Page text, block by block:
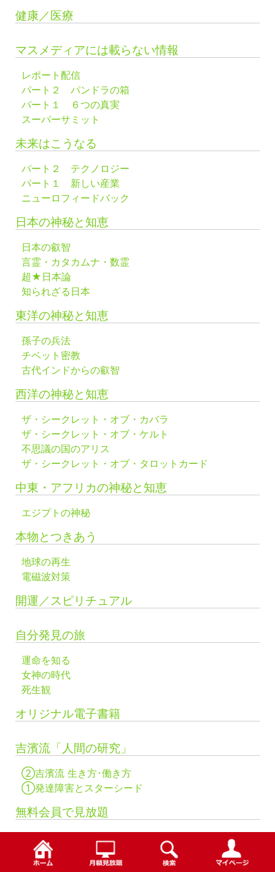
健康／医療
マスメディアには載らない情報
レポート配信
パート２ パンドラの箱
パート１ ６つの真実
スーパーサミット
未来はこうなる
パート２ テクノロジー
パート１ 新しい産業
ニューロフィードバック
日本の神秘と知恵
日本の叡智
言霊・カタカムナ・数霊
超★日本論
知られざる日本
東洋の神秘と知恵
孫子の兵法
チベット密教
古代インドからの叡智
西洋の神秘と知恵
ザ・シークレット・オブ・カバラ
ザ・シークレット・オブ・ケルト
不思議の国のアリス
ザ・シークレット・オブ・タロットカード
中東・アフリカの神秘と知恵
エジプトの神秘
本物とつきあう
地球の再生
電磁波対策
開運／スピリチュアル
自分発見の旅
運命を知る
女神の時代
死生観
オリジナル電子書籍
吉濱流「人間の研究」
②吉濱流 生き方･働き方
①発達障害とスターシード
無料会員で見放題
メニュー